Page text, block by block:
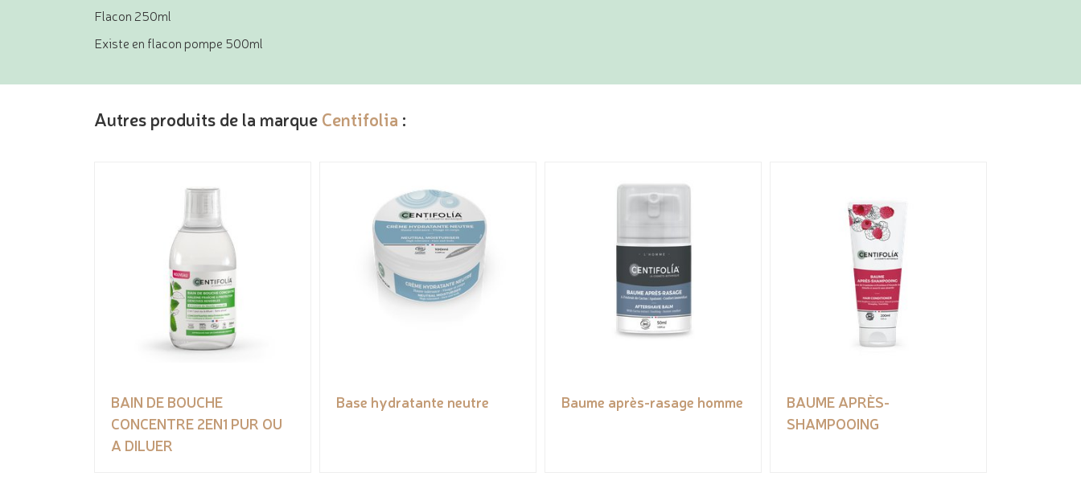
Flacon 250ml
Existe en flacon pompe 500ml
Autres produits de la marque Centifolia :
BAIN DE BOUCHE
CONCENTRE 2EN1 PUR OU
A DILUER
Base hydratante neutre Baume après-rasage homme
BAUME APRÈS-
SHAMPOOING